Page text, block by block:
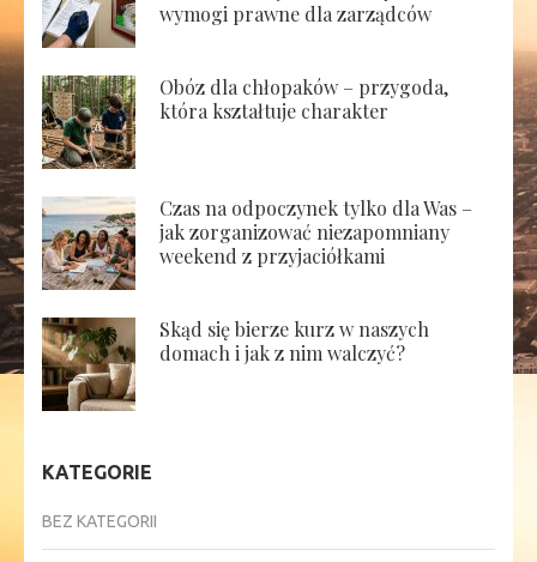
wymogi prawne dla zarządców
Obóz dla chłopaków – przygoda,
która kształtuje charakter
Czas na odpoczynek tylko dla Was –
jak zorganizować niezapomniany
weekend z przyjaciółkami
Skąd się bierze kurz w naszych
domach i jak z nim walczyć?
KATEGORIE
BEZ KATEGORII